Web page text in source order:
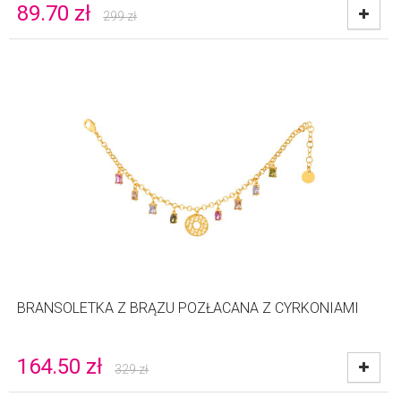
89.70 zł 299zł
BRANSOLETKA Z BRĄZU POZŁACANA Z CYRKONIAMI
164.50 zł 329zł